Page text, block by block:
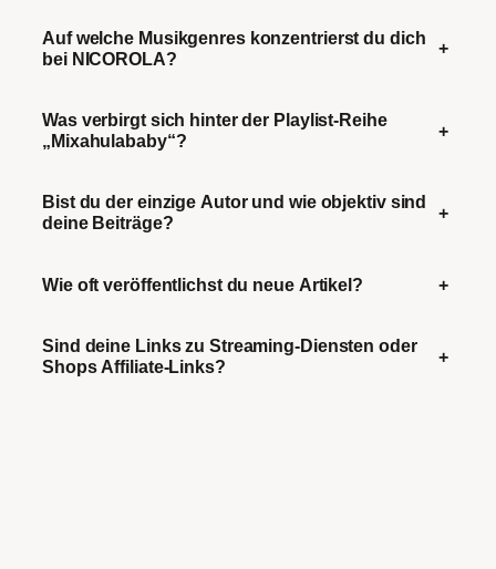
Auf welche Musikgenres konzentrierst du dich
bei NICOROLA?
+
Was verbirgt sich hinter der Playlist-Reihe
„Mixahulababy“?
+
Bist du der einzige Autor und wie objektiv sind
deine Beiträge?
+
Wie oft veröffentlichst du neue Artikel? +
Sind deine Links zu Streaming-Diensten oder
Shops Affiliate-Links?
+